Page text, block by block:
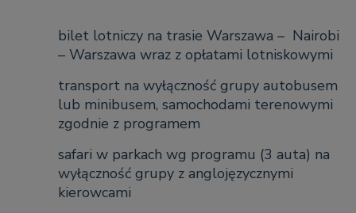
bilet lotniczy na trasie Warszawa – Nairobi
– Warszawa wraz z opłatami lotniskowymi
transport na wyłączność grupy autobusem
lub minibusem, samochodami terenowymi
zgodnie z programem
safari w parkach wg programu (3 auta) na
wyłączność grupy z anglojęzycznymi
kierowcami